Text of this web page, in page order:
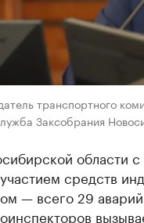
транспортного
Заксобрания
области
средств
— всего 29